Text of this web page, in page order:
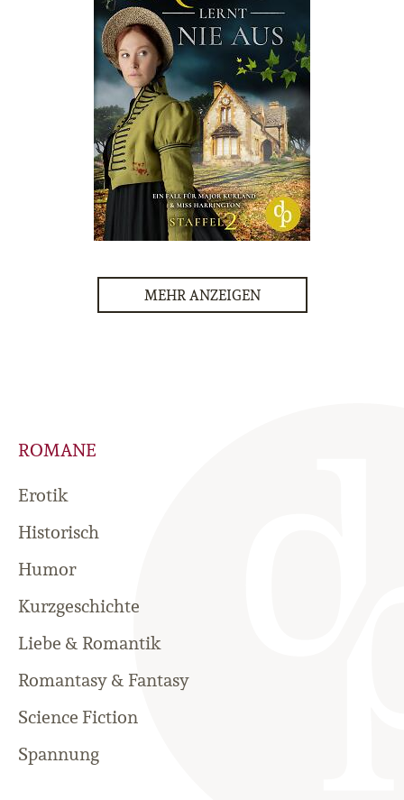
MEHR ANZEIGEN
ROMANE
Erotik
Historisch
Humor
Kurzgeschichte
Liebe & Romantik
Romantasy & Fantasy
Science Fiction
Spannung